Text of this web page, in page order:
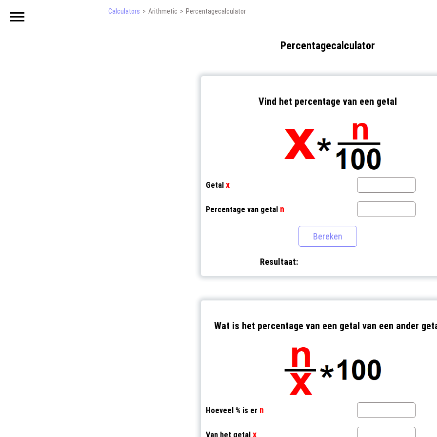
Calculators Arithmetic Percentagecalculator
Percentagecalculator
Vind het percentage van een getal
Getal x
Percentage van getal n
Resultaat:
Wat is het percentage van een getal van een ander
Hoeveel % is er n
Van het getal x